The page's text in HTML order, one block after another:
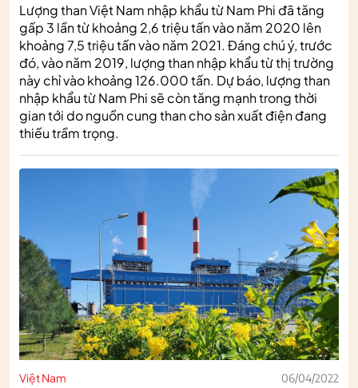
Lượng than Việt Nam nhập khẩu từ Nam Phi đã tăng
gấp 3 lần từ khoảng 2,6 triệu tấn vào năm 2020 lên
khoảng 7,5 triệu tấn vào năm 2021. Đáng chú ý, trước
đó, vào năm 2019, lượng than nhập khẩu từ thị trường
này chỉ vào khoảng 126.000 tấn. Dự báo, lượng than
nhập khẩu từ Nam Phi sẽ còn tăng mạnh trong thời
gian tới do nguồn cung than cho sản xuất điện đang
thiếu trầm trọng.
Việt Nam 06/04/2022